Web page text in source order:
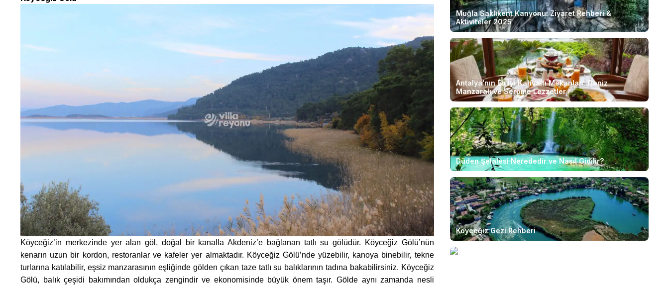
Köyceğiz’in merkezinde yer alan göl, doğal bir kanalla Akdeniz’e bağlanan tatlı su gölüdür. Köyceğiz Gölü’nün
kenarın uzun bir kordon, restoranlar ve kafeler yer almaktadır. Köyceğiz Gölü’nde yüzebilir, kanoya binebilir, tekne
turlarına katılabilir, eşsiz manzarasının eşliğinde gölden çıkan taze tatlı su balıklarının tadına bakabilirsiniz. Köyceğiz
Gölü, balık çeşidi bakımından oldukça zengindir ve ekonomisinde büyük önem taşır. Gölde aynı zamanda nesli
Muğla Saklıkent Kanyonu: Ziyaret Rehberi &
Aktiviteler 2025
Antalya'nın En İyi Kahvaltı Mekanları: Deniz
Manzaralı ve Serpme Lezzetler
Düden Şelalesi Nerededir ve Nasıl Gidilir?
Köyceğiz Gezi Rehberi